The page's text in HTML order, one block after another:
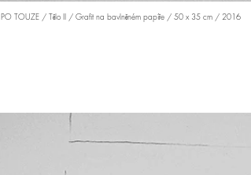
PO TOUZE / Tělo II / Grafit na bavlněném papíře / 50 x 35 cm / 2016